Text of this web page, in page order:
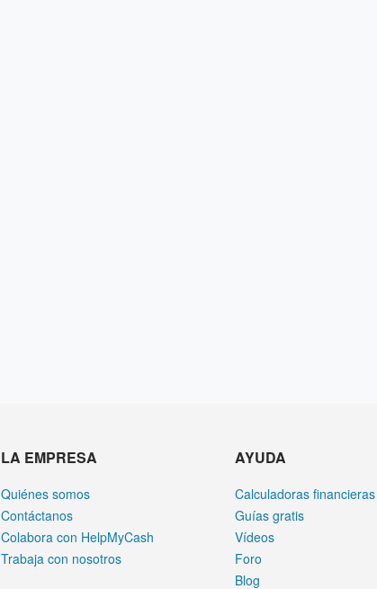
LA EMPRESA
Quiénes somos
Contáctanos
Colabora con HelpMyCash
Trabaja con nosotros
AYUDA
Calculadoras financieras
Guías gratis
Vídeos
Foro
Blog